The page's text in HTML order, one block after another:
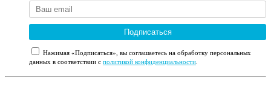
Подписаться
Нажимая «Подписаться», вы соглашаетесь на обработку персональных
данных в соответствии с политикой конфиденциальности